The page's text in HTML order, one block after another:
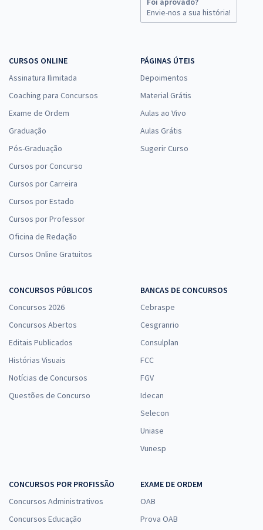
Envie-nos a sua história!
CURSOS ONLINE
Assinatura Ilimitada
Coaching para Concursos
Exame de Ordem
Graduação
Pós-Graduação
Cursos por Concurso
Cursos por Carreira
Cursos por Estado
Cursos por Professor
Oficina de Redação
Cursos Online Gratuitos
PÁGINAS ÚTEIS
Depoimentos
Material Grátis
Aulas ao Vivo
Aulas Grátis
Sugerir Curso
CONCURSOS PÚBLICOS
Concursos 2026
Concursos Abertos
Editais Publicados
Histórias Visuais
Notícias de Concursos
Questões de Concurso
BANCAS DE CONCURSOS
Cebraspe
Cesgranrio
Consulplan
FCC
FGV
Idecan
Selecon
Uniase
Vunesp
CONCURSOS POR PROFISSÃO
Concursos Administrativos
Concursos Educação
EXAME DE ORDEM
OAB
Prova OAB